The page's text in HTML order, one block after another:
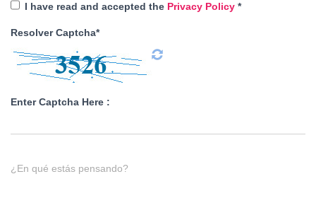
I have read and accepted the Privacy Policy *
Resolver Captcha*
Enter Captcha Here :
¿En qué estás pensando?